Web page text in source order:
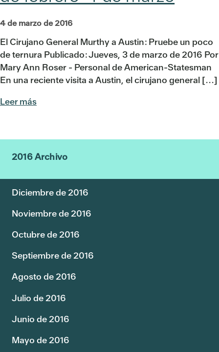
4 de marzo de 2016
El Cirujano General Murthy a Austin: Pruebe un poco
de ternura Publicado: Jueves, 3 de marzo de 2016 Por
Mary Ann Roser - Personal de American-Statesman
En una reciente visita a Austin, el cirujano general [...]
Leer más
2016 Archivo
Diciembre de 2016
Noviembre de 2016
Octubre de 2016
Septiembre de 2016
Agosto de 2016
Julio de 2016
Junio de 2016
Mayo de 2016